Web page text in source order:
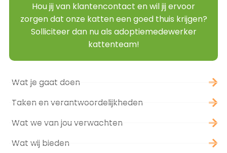
Hou jij van klantencontact en wil jij ervoor
zorgen dat onze katten een goed thuis krijgen?
Solliciteer dan nu als adoptiemedewerker
kattenteam!
Wat je gaat doen
Taken en verantwoordelijkheden
Wat we van jou verwachten
Wat wij bieden